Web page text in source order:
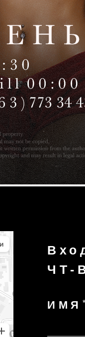
Вход:
ИМЯ